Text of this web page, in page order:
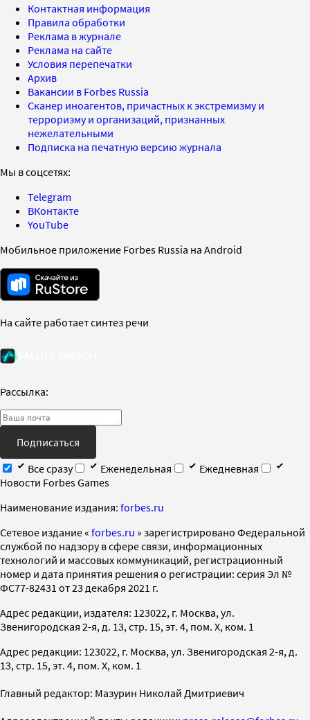
Контактная информация
Правила обработки
Реклама в журнале
Реклама на сайте
Условия перепечатки
Архив
Вакансии в Forbes Russia
Сканер иноагентов, причастных к экстремизму и
терроризму и организаций, признанных
нежелательными
Подписка на печатную версию журнала
Мы в соцсетях:
Telegram
ВКонтакте
YouTube
Мобильное приложение Forbes Russia на Android
На сайте работает синтез речи
Рассылка:
Подписаться
Все сразу
Еженедельная
Ежедневная
Новости Forbes Games
Наименование издания: forbes.ru
Cетевое издание « forbes.ru » зарегистрировано Федеральной
службой по надзору в сфере связи, информационных
технологий и массовых коммуникаций, регистрационный
номер и дата принятия решения о регистрации: серия Эл №
ФС77-82431 от 23 декабря 2021 г.
Адрес редакции, издателя: 123022, г. Москва, ул.
Звенигородская 2-я, д. 13, стр. 15, эт. 4, пом. X, ком. 1
Адрес редакции: 123022, г. Москва, ул. Звенигородская 2-я, д.
13, стр. 15, эт. 4, пом. X, ком. 1
Главный редактор: Мазурин Николай Дмитриевич